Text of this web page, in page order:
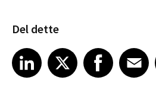
Del dette
Share article on LinkedIn
LinkedIn
Share article on XShare article on Facebook
Facebook
Share article